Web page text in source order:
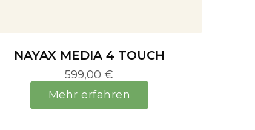
NAYAX MEDIA 4 TOUCH
599,00 €
Mehr erfahren